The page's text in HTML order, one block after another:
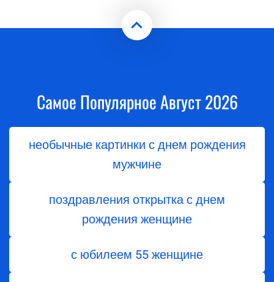
Самое Популярное Август 2026
необычные картинки с днем рождения
мужчине
поздравления открытка с днем
рождения женщине
с юбилеем 55 женщине